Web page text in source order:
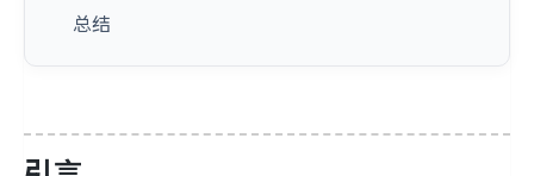
总结